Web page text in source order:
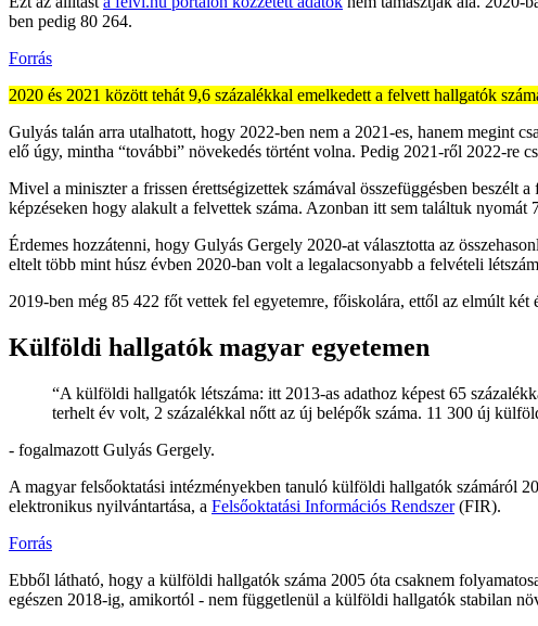
ben pedig 80 264.
Forrás
2020 és 2021 között tehát 9,6 százalékkal emelkedett a felvett hallgatók
Gulyás talán arra utalhatott, hogy 2022-ben nem a 2021-es, hanem megint
elő úgy, mintha “további” növekedés történt volna. Pedig 2021-ről 2022-re
Mivel a miniszter a frissen érettségizettek számával összefüggésben beszélt
képzéseken hogy alakult a felvettek száma. Azonban itt sem találtuk
Érdemes hozzátenni, hogy Gulyás Gergely 2020-at választotta az
eltelt több mint húsz évben 2020-ban volt a legalacsonyabb a felvételi
2019-ben még 85 422 főt vettek fel egyetemre, főiskolára, ettől az elmúlt két
Külföldi hallgatók magyar egyetemen
“A külföldi hallgatók létszáma: itt 2013-as adathoz képest 65
terhelt év volt, 2 százalékkal nőtt az új belépők száma. 11 300 új
- fogalmazott Gulyás Gergely.
A magyar felsőoktatási intézményekben tanuló külföldi hallgatók számáról
elektronikus nyilvántartása, a Felsőoktatási Információs Rendszer(FIR).
Forrás
Ebből látható, hogy a külföldi hallgatók száma 2005 óta csaknem
egészen 2018-ig, amikortól - nem függetlenül a külföldi hallgatók stabilan